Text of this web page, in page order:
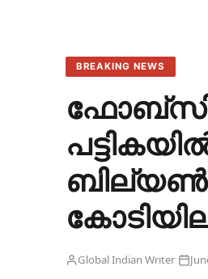
BREAKING NEWS
ബില്യൺ
Global Indian Writer·